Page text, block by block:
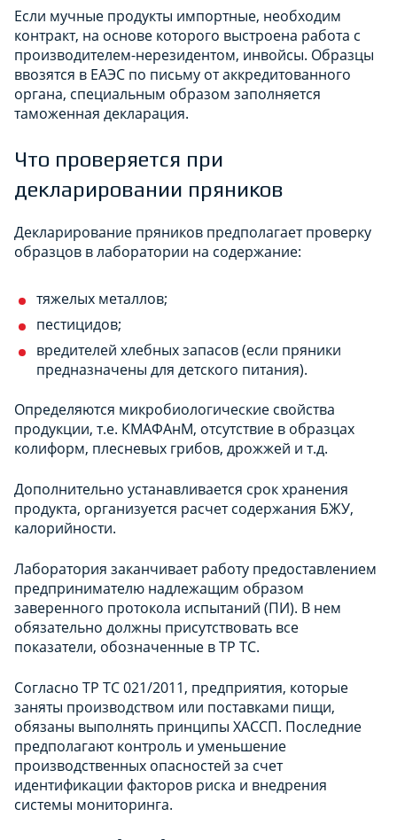
Если мучные продукты импортные, необходим
контракт, на основе которого выстроена работа с
производителем-нерезидентом, инвойсы. Образцы
ввозятся в ЕАЭС по письму от аккредитованного
органа, специальным образом заполняется
таможенная декларация.
Что проверяется при
декларировании пряников
Декларирование пряников предполагает проверку
образцов в лаборатории на содержание:
тяжелых металлов;
пестицидов;
вредителей хлебных запасов (если пряники
предназначены для детского питания).
Определяются микробиологические свойства
продукции, т.е. КМАФАнМ, отсутствие в образцах
колиформ, плесневых грибов, дрожжей и т.д.
Дополнительно устанавливается срок хранения
продукта, организуется расчет содержания БЖУ,
калорийности.
Лаборатория заканчивает работу предоставлением
предпринимателю надлежащим образом
заверенного протокола испытаний (ПИ). В нем
обязательно должны присутствовать все
показатели, обозначенные в ТР ТС.
Согласно ТР ТС 021/2011, предприятия, которые
заняты производством или поставками пищи,
обязаны выполнять принципы ХАССП. Последние
предполагают контроль и уменьшение
производственных опасностей за счет
идентификации факторов риска и внедрения
системы мониторинга.